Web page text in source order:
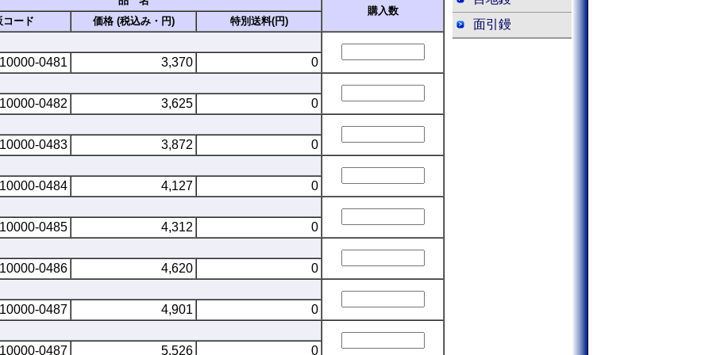
購入数
コード
価格 (税込み・円) 特別送料(円)
0481
3,370
0
0482
3,625
0
0483
3,872
0
0484
4,127
0
0485
4,312
0
0486
4,620
0
0487
4,901
0
0487
5,526 0
面引鏝